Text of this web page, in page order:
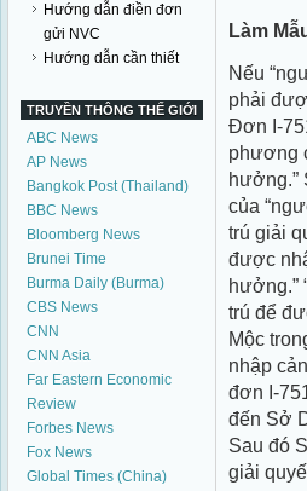
Hướng dẫn điền đơn
gửi NVC
Hướng dẫn cần thiết
TRUYỀN THÔNG THẾ GIỚI
ABC News
AP News
Bangkok Post (Thailand)
BBC News
Bloomberg News
Brunei Time
Burma Daily (Burma)
CBS News
CNN
CNN Asia
Far Eastern Economic
Review
Forbes News
Fox News
Global Times (China)
Làm
Nếu
phải
Đơn I-
phương
hưởng.”
của
trú giải
được
hưởng.”
trú để
Mộc
nhập
đơn I-
đến Sở
Sau đó
giải